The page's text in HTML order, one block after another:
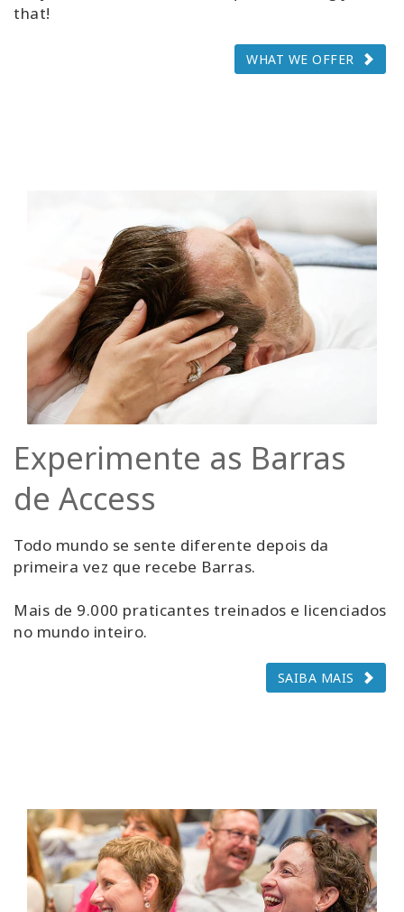
that!
WHAT WE OFFER
Experimente as Barras
de Access
Todo mundo se sente diferente depois da
primeira vez que recebe Barras.
Mais de 9.000 praticantes treinados e licenciados
no mundo inteiro.
SAIBA MAIS